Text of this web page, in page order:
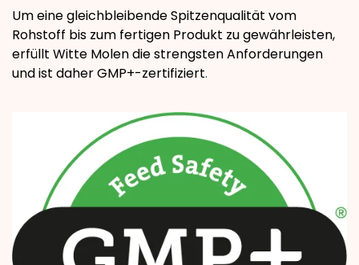
Um eine gleichbleibende Spitzenqualität vom
Rohstoff bis zum fertigen Produkt zu gewährleisten,
erfüllt Witte Molen die strengsten Anforderungen
und ist daher GMP+-zertifiziert.